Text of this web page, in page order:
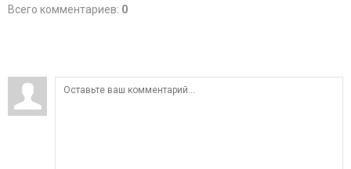
Всего комментариев: 0